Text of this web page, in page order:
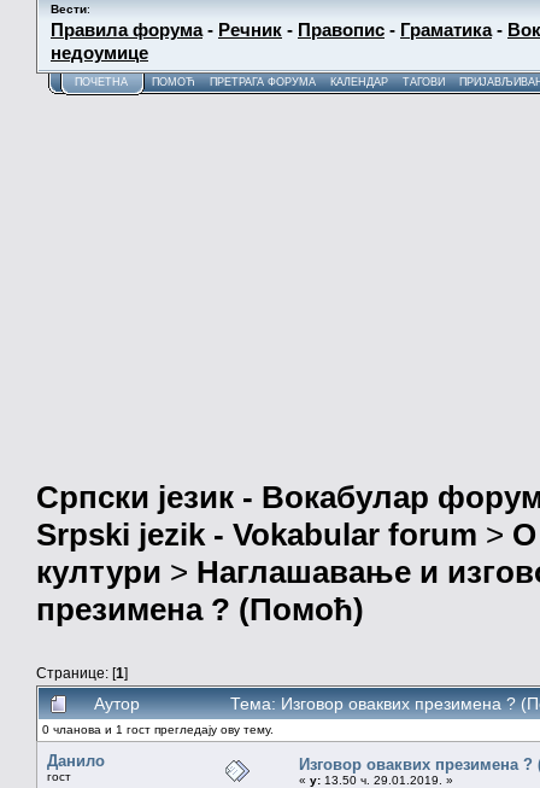
Вести:
Правила форума- Речник - Правопис - Граматика-
недоумице
ПОЧЕТНА ПОМОЋ ПРЕТРАГА ФОРУМА КАЛЕНДАР ТАГОВИ
Српски језик - Вокабулар
Srpski jezik - Vokabular forum > О
култури > Наглашавање и
презимена ? (Помоћ)
Странице: [1]
Аутор Тема: Изговор оваквих презимена ?
0 чланова и 1 гост прегледају ову тему.
Данило
гост
Изговор оваквих презимена
« у: 13.50 ч. 29.01.2019. »